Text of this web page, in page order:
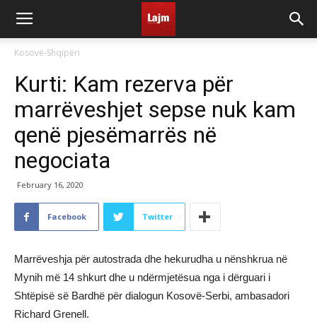
Kosovë-Shqipëri
Kurti: Kam rezerva për
marrëveshjet sepse nuk kam
qenë pjesëmarrës në
negociata
February 16, 2020
Facebook Twitter
Marrëveshja për autostrada dhe hekurudha u nënshkrua në
Mynih më 14 shkurt dhe u ndërmjetësua nga i dërguari i
Shtëpisë së Bardhë për dialogun Kosovë-Serbi, ambasadori
Richard Grenell.